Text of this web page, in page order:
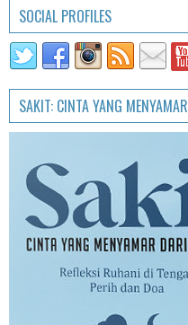
SOCIAL PROFILES
SAKIT: CINTA YANG MENYAMAR